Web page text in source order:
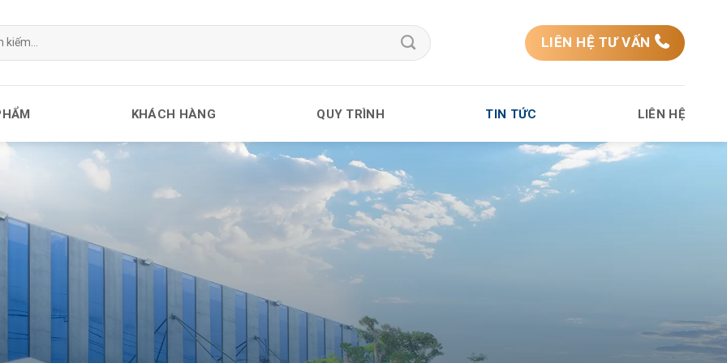
LIÊN HỆ TƯ VẤN
KHÁCH HÀNG QUY TRÌNH TIN TỨC LIÊN HỆ